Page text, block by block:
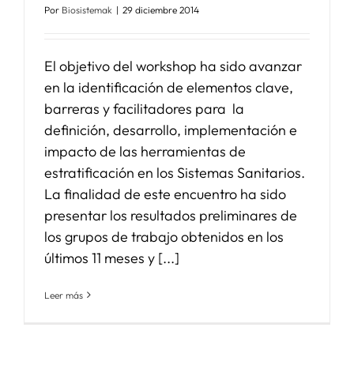
Por Biosistemak | 29 diciembre 2014
El objetivo del workshop ha sido avanzar
en la identificación de elementos clave,
barreras y facilitadores para la
definición, desarrollo, implementación e
impacto de las herramientas de
estratificación en los Sistemas Sanitarios.
La finalidad de este encuentro ha sido
presentar los resultados preliminares de
los grupos de trabajo obtenidos en los
últimos 11 meses y [...]
Leer más